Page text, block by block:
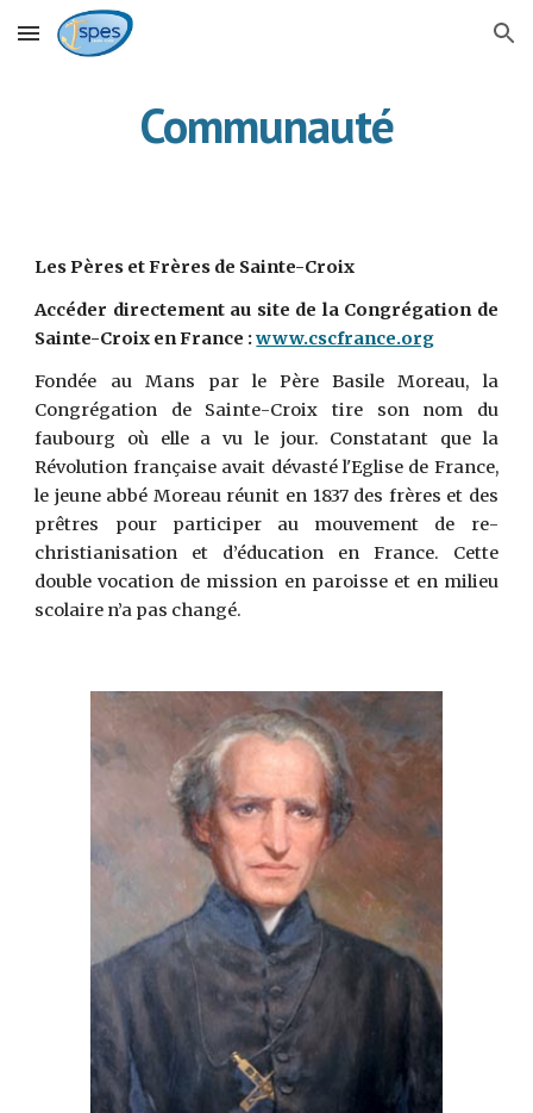
Skip to main content Skip to navigation
Communauté
Les Pères et Frères de Sainte-Croix
Accéder directement au site de la Congrégation de
Sainte-Croix en France :www.cscfrance.org
Fondée au Mans par le Père Basile Moreau, la
Congrégation de Sainte-Croix tire son nom du
faubourg où elle a vu le jour. Constatant que la
Révolution française avait dévasté l'Eglise de France,
le jeune abbé Moreau réunit en 1837 des frères et des
prêtres pour participer au mouvement de re-
christianisation et d’éducation en France. Cette
double vocation de mission en paroisse et en milieu
scolaire n’a pas changé.